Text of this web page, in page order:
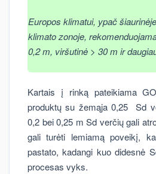
Europos klimatui, ypač
klimato zonoje,
0,2 m, viršutinė > 30 m ir
Kartais į rinką pateikiama
produktų su žemąja 0,25 Sd
0,2 bei 0,25 m Sd verčių gali
gali turėti lemiamą poveikį,
pastato, kadangi kuo didesnė
procesas vyks.